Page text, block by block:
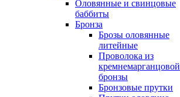
Оловянные и свинцовые
баббиты
Бронза
Брозы оловянные
литейные
Проволока из
кремнемарганцовой
бронзы
Бронзовые прутки